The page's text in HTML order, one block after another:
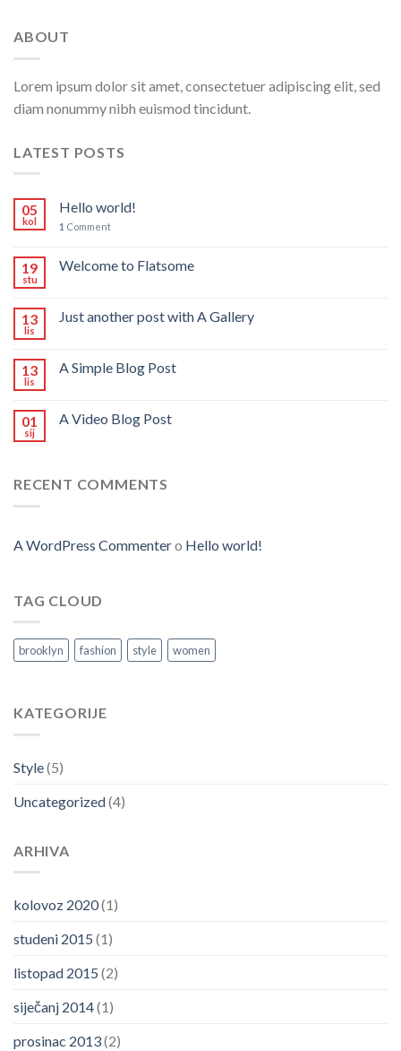
ABOUT
Lorem ipsum dolor sit amet, consectetuer adipiscing elit, sed
diam nonummy nibh euismod tincidunt.
LATEST POSTS
05
kol
Hello world!
1 Comment
19
stu
Welcome to Flatsome
13
lis
Just another post with A Gallery
13
lis
A Simple Blog Post
01
sij
A Video Blog Post
RECENT COMMENTS
A WordPress Commentero Hello world!
TAG CLOUD
brooklyn fashion style women
KATEGORIJE
Style(5)
Uncategorized(4)
ARHIVA
kolovoz 2020(1)
studeni 2015 (1)
listopad 2015 (2)
siječanj 2014(1)
prosinac 2013(2)